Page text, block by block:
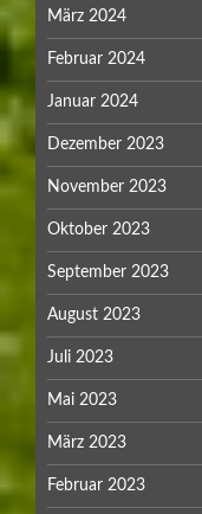
März 2024
Februar 2024
Januar 2024
Dezember 2023
November 2023
Oktober 2023
September 2023
August 2023
Juli 2023
Mai 2023
März 2023
Februar 2023